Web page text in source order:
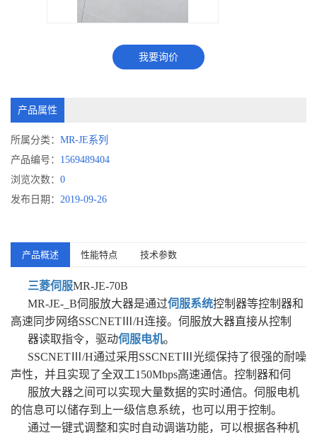
我要询价
产品属性
所属分类： MR-JE系列
产品编号： 1569489404
浏览次数： 0
发布日期： 2019-09-26
产品概述 性能特点 技术参数
三菱伺服MR-JE-70B
MR-JE-_B伺服放大器是通过伺服系统控制器等控制器和
高速同步网络SSCNETⅢ/H连接。伺服放大器直接从控制
器读取指令，驱动伺服电机。
SSCNETⅢ/H通过采用SSCNETⅢ光缆保持了很强的耐噪
声性，并且实现了全双工150Mbps高速通信。控制器和伺
服放大器之间可以实现大量数据的实时通信。伺服电机
的信息可以储存到上一级信息系统，也可以用于控制。
通过一键式调整和实时自动调谐功能，可以根据各种机